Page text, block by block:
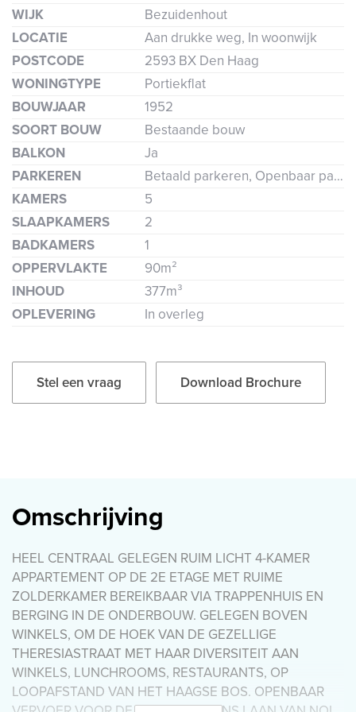
WIJK
Bezuidenhout
LOCATIE
Aan drukke weg, In woonwijk
POSTCODE
2593 BX Den Haag
WONINGTYPE
Portiekflat
BOUWJAAR
1952
SOORT BOUW
Bestaande bouw
BALKON
Ja
PARKEREN
Betaald parkeren, Openbaar parkeren, Parkeervergunning
KAMERS
5
SLAAPKAMERS
2
BADKAMERS
1
OPPERVLAKTE
90m²
INHOUD
377m³
OPLEVERING
In overleg
Stel een vraag Download Brochure
Omschrijving
HEEL CENTRAAL GELEGEN RUIM LICHT 4-KAMER
APPARTEMENT OP DE 2E ETAGE MET RUIME
ZOLDERKAMER BEREIKBAAR VIA TRAPPENHUIS EN
BERGING IN DE ONDERBOUW. GELEGEN BOVEN
WINKELS, OM DE HOEK VAN DE GEZELLIGE
THERESIASTRAAT MET HAAR DIVERSITEIT AAN
WINKELS, LUNCHROOMS, RESTAURANTS, OP
LOOPAFSTAND VAN HET HAAGSE BOS. OPENBAAR